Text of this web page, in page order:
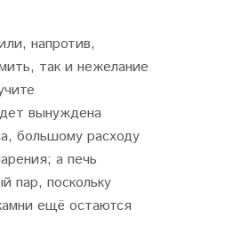
напротив,
так и нежелание
вынуждена
большому расходу
а печь
пар, поскольку
ещё остаются